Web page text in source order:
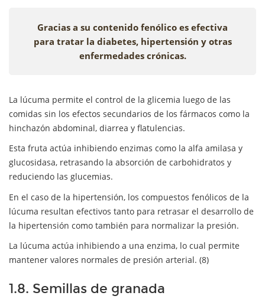
Gracias a su contenido fenólico es efectiva
para tratar la diabetes, hipertensión y otras
enfermedades crónicas.
La lúcuma permite el control de la glicemia luego de las
comidas sin los efectos secundarios de los fármacos como la
hinchazón abdominal, diarrea y flatulencias.
Esta fruta actúa inhibiendo enzimas como la alfa amilasa y
glucosidasa, retrasando la absorción de carbohidratos y
reduciendo las glucemias.
En el caso de la hipertensión, los compuestos fenólicos de la
lúcuma resultan efectivos tanto para retrasar el desarrollo de
la hipertensión como también para normalizar la presión.
La lúcuma actúa inhibiendo a una enzima, lo cual permite
mantener valores normales de presión arterial. (8)
1.8. Semillas de granada